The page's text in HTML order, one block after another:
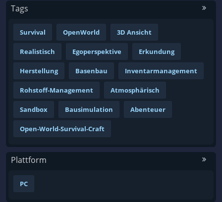
Tags
Survival OpenWorld 3D Ansicht
Realistisch Egoperspektive Erkundung
Herstellung Basenbau Inventarmanagement
Rohstoff-Management Atmosphärisch
Sandbox Bausimulation Abenteuer
Open-World-Survival-Craft
Plattform
PC